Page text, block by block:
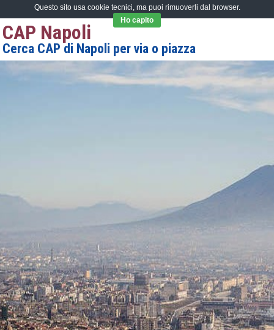
CAP Napoli
Cerca CAP di Napoli per via o piazza
Questo sito usa cookie tecnici, ma puoi rimuoverli dal browser.
Ho capito